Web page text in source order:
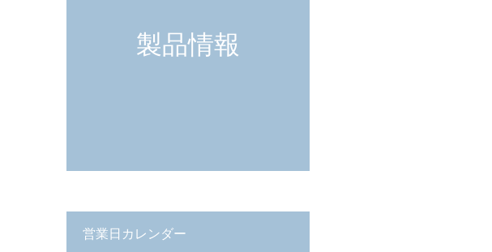
製品情報
営業日カレンダー